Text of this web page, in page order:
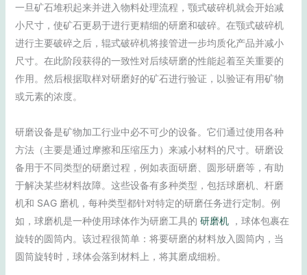
一旦矿石堆积起来并进入物料处理流程，颚式破碎机就会开始减
小尺寸，使矿石更易于进行更精细的研磨和破碎。在颚式破碎机
进行主要破碎之后，辊式破碎机将接管进一步均质化产品并减小
尺寸。在此阶段获得的一致性对后续研磨的性能起着至关重要的
作用。然后根据取样对研磨好的矿石进行验证，以验证有用矿物
或元素的浓度。
研磨设备是矿物加工行业中必不可少的设备。它们通过使用各种
方法（主要是通过摩擦和压缩压力）来减小材料的尺寸。研磨设
备用于不同类型的研磨过程，例如表面研磨、圆形研磨等，有助
于解决某些材料故障。这些设备有多种类型，包括球磨机、杆磨
机和 SAG 磨机，每种类型都针对特定的研磨任务进行定制。例
如，球磨机是一种使用球体作为研磨工具的 研磨机，球体包裹在
旋转的圆筒内。该过程很简单：将要研磨的材料放入圆筒内，当
圆筒旋转时，球体会落到材料上，将其磨成细粉。